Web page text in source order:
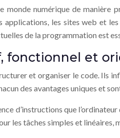
numérique de
les sites web et
de la programmation est
fonctionnel et
et organiser le code. Ils
des avantages uniques et
d’instructions que
les tâches simples et